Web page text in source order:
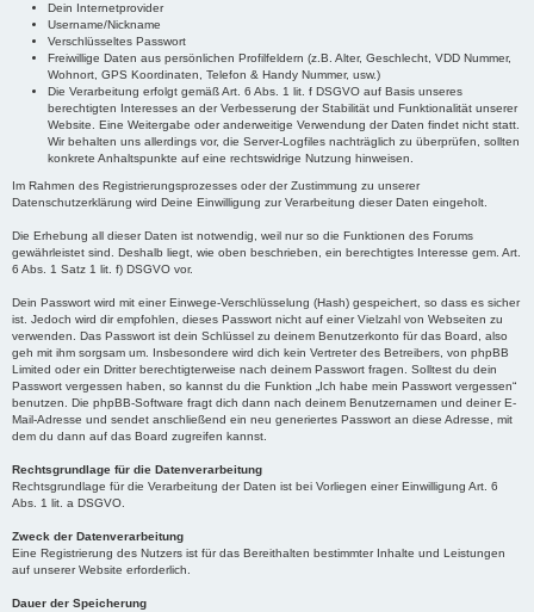
Dein Internetprovider
Username/Nickname
Verschlüsseltes Passwort
Freiwillige Daten aus persönlichen Profilfeldern (z.B. Alter, Geschlecht, VDD Nummer,
Wohnort, GPS Koordinaten, Telefon & Handy Nummer, usw.)
Die Verarbeitung erfolgt gemäß Art. 6 Abs. 1 lit. f DSGVO auf Basis unseres
berechtigten Interesses an der Verbesserung der Stabilität und Funktionalität unserer
Website. Eine Weitergabe oder anderweitige Verwendung der Daten findet nicht statt.
Wir behalten uns allerdings vor, die Server-Logfiles nachträglich zu überprüfen, sollten
konkrete Anhaltspunkte auf eine rechtswidrige Nutzung hinweisen.
Im Rahmen des Registrierungsprozesses oder der Zustimmung zu unserer
Datenschutzerklärung wird Deine Einwilligung zur Verarbeitung dieser Daten eingeholt.
Die Erhebung all dieser Daten ist notwendig, weil nur so die Funktionen des Forums
gewährleistet sind. Deshalb liegt, wie oben beschrieben, ein berechtigtes Interesse gem. Art.
6 Abs. 1 Satz 1 lit. f) DSGVO vor.
Dein Passwort wird mit einer Einwege-Verschlüsselung (Hash) gespeichert, so dass es sicher
ist. Jedoch wird dir empfohlen, dieses Passwort nicht auf einer Vielzahl von Webseiten zu
verwenden. Das Passwort ist dein Schlüssel zu deinem Benutzerkonto für das Board, also
geh mit ihm sorgsam um. Insbesondere wird dich kein Vertreter des Betreibers, von phpBB
Limited oder ein Dritter berechtigterweise nach deinem Passwort fragen. Solltest du dein
Passwort vergessen haben, so kannst du die Funktion „Ich habe mein Passwort vergessen“
benutzen. Die phpBB-Software fragt dich dann nach deinem Benutzernamen und deiner E-
Mail-Adresse und sendet anschließend ein neu generiertes Passwort an diese Adresse, mit
dem du dann auf das Board zugreifen kannst.
Rechtsgrundlage für die Datenverarbeitung
Rechtsgrundlage für die Verarbeitung der Daten ist bei Vorliegen einer Einwilligung Art. 6
Abs. 1 lit. a DSGVO.
Zweck der Datenverarbeitung
Eine Registrierung des Nutzers ist für das Bereithalten bestimmter Inhalte und Leistungen
auf unserer Website erforderlich.
Dauer der Speicherung